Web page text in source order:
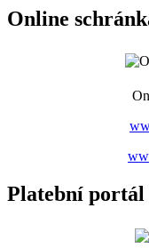
Online
Platební portál